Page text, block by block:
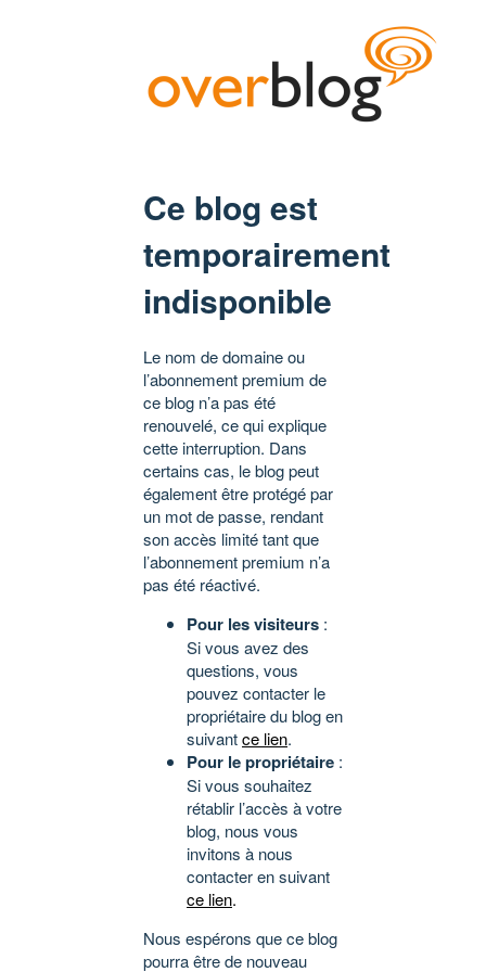
Ce blog est
temporairement
indisponible
Le nom de domaine ou
l’abonnement premium de
ce blog n’a pas été
renouvelé, ce qui explique
cette interruption. Dans
certains cas, le blog peut
également être protégé par
un mot de passe, rendant
son accès limité tant que
l’abonnement premium n’a
pas été réactivé.
Pour les visiteurs :
Si vous avez des
questions, vous
pouvez contacter le
propriétaire du blog en
suivantce lien.
Pour le propriétaire :
Si vous souhaitez
rétablir l’accès à votre
blog, nous vous
invitons à nous
contacter en suivant
ce lien.
Nous espérons que ce blog
pourra être de nouveau